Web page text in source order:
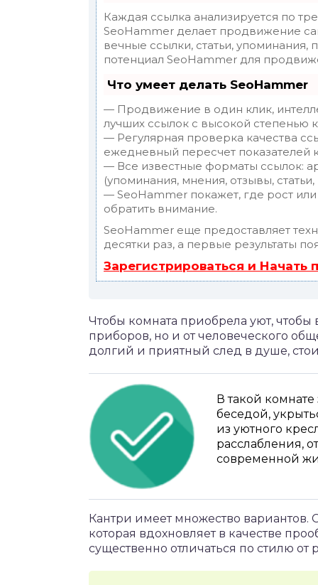
Каждая ссылка анализируется по
SeoHammer делает продвижение
вечные ссылки, статьи,
потенциал SeoHammer для
Что умеет делать SeoHammer
— Продвижение в один клик,
лучших ссылок с высокой степенью
— Регулярная проверка качества
ежедневный пересчет показателей
— Все известные форматы ссылок:
(упоминания, мнения, отзывы,
— SeoHammer покажет, где рост
обратить внимание.
SeoHammer еще предоставляет
десятки раз, а первые результаты
Зарегистрироваться и Начать
Чтобы комната приобрела уют, чтобы
приборов, но и от человеческого
долгий и приятный след в душе,
В такой
беседой,
из уютного
расслабления,
современной
Кантри имеет множество вариантов.
которая вдохновляет в качестве
существенно отличаться по стилю от